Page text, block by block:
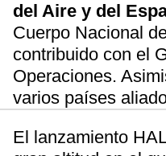
del Aire y del
Cuerpo Nacional
contribuido con el
Operaciones.
varios países
El lanzamiento